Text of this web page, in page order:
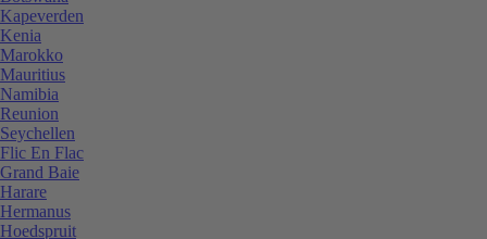
Kapeverden
Kenia
Marokko
Mauritius
Namibia
Reunion
Seychellen
Flic En Flac
Grand Baie
Harare
Hermanus
Hoedspruit